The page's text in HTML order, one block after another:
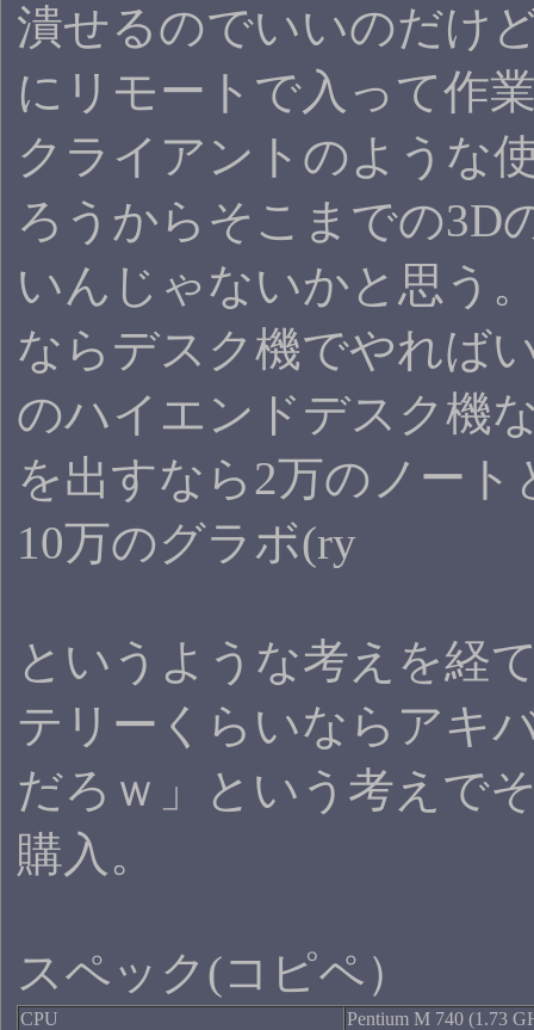
潰せるのでいいのだけ
にリモートで入って作
クライアントのような
ろうからそこまでの3D
いんじゃないかと思う
ならデスク機でやれば
のハイエンドデスク機
を出すなら2万のノート
10万のグラボ(ry
というような考えを経
テリーくらいならアキ
だろｗ」という考えで
購入。
スペック(コピペ）
CPU
Pentium M 740 (1.73